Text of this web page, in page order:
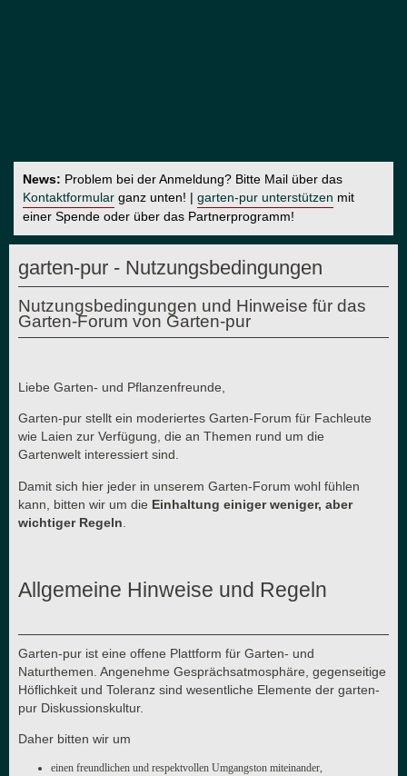
News: Problem bei der Anmeldung? Bitte Mail über das
Kontaktformular ganz unten! | garten-pur unterstützen mit
einer Spende oder über das Partnerprogramm!
garten-pur - Nutzungsbedingungen
Nutzungsbedingungen und Hinweise für das
Garten-Forum von Garten-pur
Liebe Garten- und Pflanzenfreunde,
Garten-pur stellt ein moderiertes Garten-Forum für Fachleute
wie Laien zur Verfügung, die an Themen rund um die
Gartenwelt interessiert sind.
Damit sich hier jeder in unserem Garten-Forum wohl fühlen
kann, bitten wir um die Einhaltung einiger weniger, aber
wichtiger Regeln
Allgemeine Hinweise und Regeln
Garten-pur ist eine offene Plattform für Garten- und
Naturthemen. Angenehme Gesprächsatmosphäre, gegenseitige
Höflichkeit und Toleranz sind wesentliche Elemente der garten-
pur Diskussionskultur.
Daher bitten wir um
einen freundlichen und respektvollen Umgangston miteinander,